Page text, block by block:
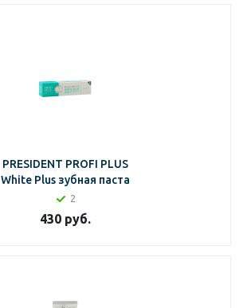
PRESIDENT PROFI PLUS
White Plus зубная паста
2
430руб.